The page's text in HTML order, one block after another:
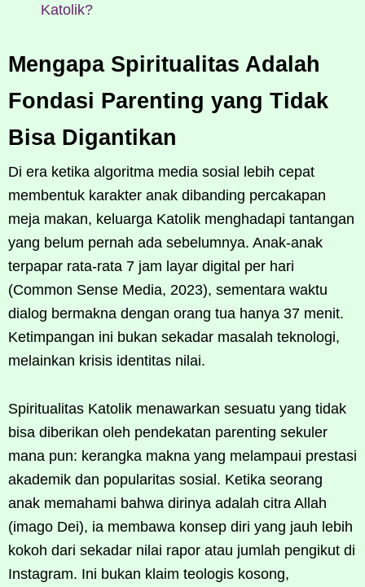
Katolik?
Mengapa Spiritualitas Adalah
Fondasi Parenting yang Tidak
Bisa Digantikan
Di era ketika algoritma media sosial lebih cepat
membentuk karakter anak dibanding percakapan
meja makan, keluarga Katolik menghadapi tantangan
yang belum pernah ada sebelumnya. Anak-anak
terpapar rata-rata 7 jam layar digital per hari
(Common Sense Media, 2023), sementara waktu
dialog bermakna dengan orang tua hanya 37 menit.
Ketimpangan ini bukan sekadar masalah teknologi,
melainkan krisis identitas nilai.
Spiritualitas Katolik menawarkan sesuatu yang tidak
bisa diberikan oleh pendekatan parenting sekuler
mana pun: kerangka makna yang melampaui prestasi
akademik dan popularitas sosial. Ketika seorang
anak memahami bahwa dirinya adalah citra Allah
(imago Dei), ia membawa konsep diri yang jauh lebih
kokoh dari sekadar nilai rapor atau jumlah pengikut di
Instagram. Ini bukan klaim teologis kosong,